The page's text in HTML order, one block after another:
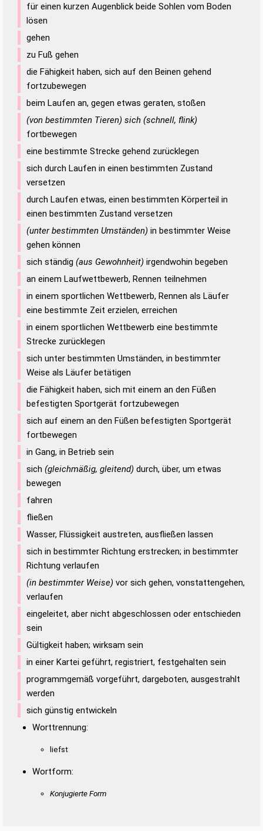
für einen kurzen Augenblick beide Sohlen vom Boden
lösen
gehen
zu Fuß gehen
die Fähigkeit haben, sich auf den Beinen gehend
fortzubewegen
beim Laufen an, gegen etwas geraten, stoßen
(von bestimmten Tieren) sich (schnell, flink)
fortbewegen
eine bestimmte Strecke gehend zurücklegen
sich durch Laufen in einen bestimmten Zustand
versetzen
durch Laufen etwas, einen bestimmten Körperteil in
einen bestimmten Zustand versetzen
(unter bestimmten Umständen) in bestimmter Weise
gehen können
sich ständig (aus Gewohnheit) irgendwohin begeben
an einem Laufwettbewerb, Rennen teilnehmen
in einem sportlichen Wettbewerb, Rennen als Läufer
eine bestimmte Zeit erzielen, erreichen
in einem sportlichen Wettbewerb eine bestimmte
Strecke zurücklegen
sich unter bestimmten Umständen, in bestimmter
Weise als Läufer betätigen
die Fähigkeit haben, sich mit einem an den Füßen
befestigten Sportgerät fortzubewegen
sich auf einem an den Füßen befestigten Sportgerät
fortbewegen
in Gang, in Betrieb sein
sich (gleichmäßig, gleitend) durch, über, um etwas
bewegen
fahren
fließen
Wasser, Flüssigkeit austreten, ausfließen lassen
sich in bestimmter Richtung erstrecken; in bestimmter
Richtung verlaufen
(in bestimmter Weise) vor sich gehen, vonstattengehen,
verlaufen
eingeleitet, aber nicht abgeschlossen oder entschieden
sein
Gültigkeit haben; wirksam sein
in einer Kartei geführt, registriert, festgehalten sein
programmgemäß vorgeführt, dargeboten, ausgestrahlt
werden
sich günstig entwickeln
Worttrennung:
liefst
Wortform:
Konjugierte Form